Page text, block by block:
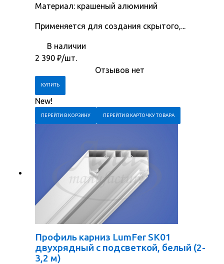
Материал: крашеный алюминий
Применяется для создания скрытого,...
В наличии
2 390 ₽/шт.
Отзывов нет
New!
ПЕРЕЙТИ В КОРЗИНУ ПЕРЕЙТИ В КАРТОЧКУ ТОВАРА
Профиль карниз LumFer SK01
двухрядный с подсветкой, белый (2-
3,2 м)